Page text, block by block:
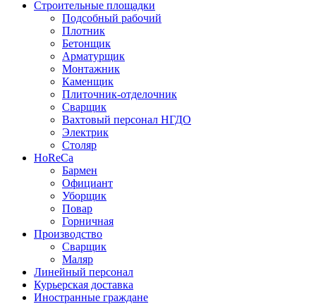
Строительные площадки
Подсобный рабочий
Плотник
Бетонщик
Арматурщик
Монтажник
Каменщик
Плиточник-отделочник
Сварщик
Вахтовый персонал НГДО
Электрик
Столяр
HoReCa
Бармен
Официант
Уборщик
Повар
Горничная
Производство
Сварщик
Маляр
Линейный персонал
Курьерская доставка
Иностранные граждане